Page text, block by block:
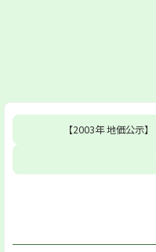
【2003年 地価公示】